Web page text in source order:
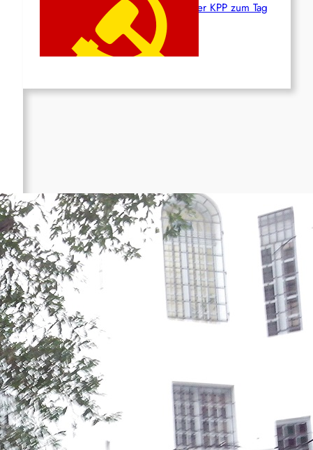
Beschluss des ZK der KPP zum Tag
des Heldentums
Juni 19, 2026